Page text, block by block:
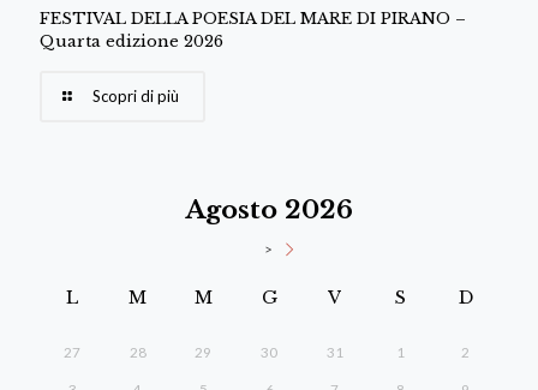
FESTIVAL DELLA POESIA DEL MARE DI PIRANO –
Quarta edizione 2026
Scopri di più
Agosto 2026
>
L M M G V S D
27 28 29 30 31 1 2